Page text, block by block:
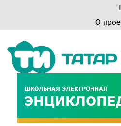
О
ШКОЛЬНАЯ ЭЛЕКТРОННАЯ